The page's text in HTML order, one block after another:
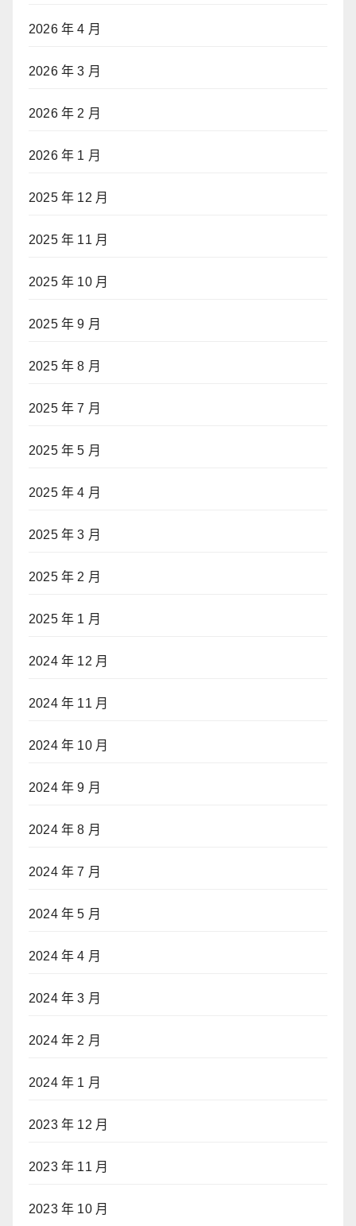
2026 年 4 月
2026 年 3 月
2026 年 2 月
2026 年 1 月
2025 年 12 月
2025 年 11 月
2025 年 10 月
2025 年 9 月
2025 年 8 月
2025 年 7 月
2025 年 5 月
2025 年 4 月
2025 年 3 月
2025 年 2 月
2025 年 1 月
2024 年 12 月
2024 年 11 月
2024 年 10 月
2024 年 9 月
2024 年 8 月
2024 年 7 月
2024 年 5 月
2024 年 4 月
2024 年 3 月
2024 年 2 月
2024 年 1 月
2023 年 12 月
2023 年 11 月
2023 年 10 月